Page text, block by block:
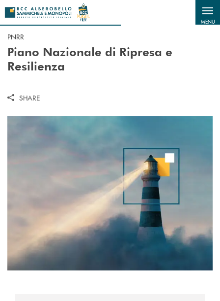
Salta al contenuto principale
MENU
PNRR
Piano Nazionale di Ripresa e
Resilienza
SHARE